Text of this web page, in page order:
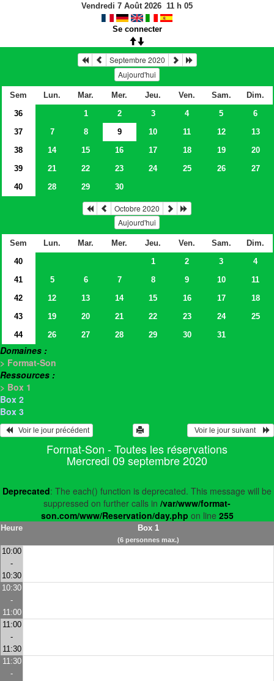
Vendredi 7 Août 2026 11 h 05
Se connecter
Septembre 2020
Aujourd'hui
Sem Lun. Mar. Mer. Jeu. Ven. Sam.
Dim.
36
1 2 3 4 5
6
37
7 8 9 10 11 12
13
38
14 15 16 17 18 19
20
39
21 22 23 24 25 26
27
40
28 29 30
Octobre 2020
Aujourd'hui
Sem Lun. Mar. Mer. Jeu. Ven. Sam.
Dim.
40
1 2 3
4
41
5 6 7 8 9 10
11
42
12 13 14 15 16 17
18
43
19 20 21 22 23 24
25
44
26 27 28 29 30 31
Domaines :
> Format-Son
Ressources :
> Box 1
Box 2
Box 3
   Voir le jour précédent
  Voir le jour suivant
Format-Son - Toutes les réservations
Mercredi 09 septembre 2020
Deprecated: The each() function is deprecated. This message will be
suppressed on further calls in /var/www/format-
son.com/www/Reservation/day.php on line 255
Heure Box 1
(6 personnes max.)
10:00
-
10:30
10:30
-
11:00
11:00
-
11:30
11:30
-